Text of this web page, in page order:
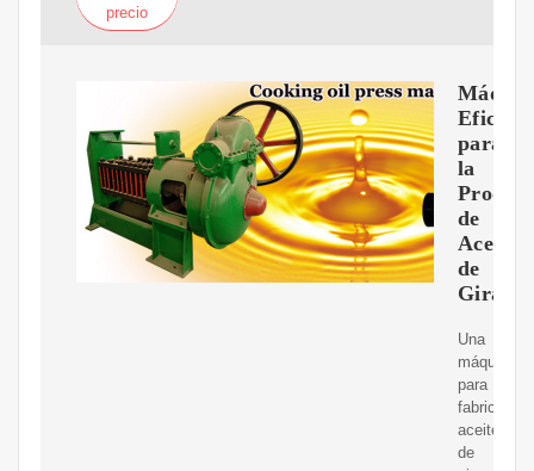
precio
para
la
de
Aceite
de
Girasol
Una
máquina
para
fabricar
aceite
de